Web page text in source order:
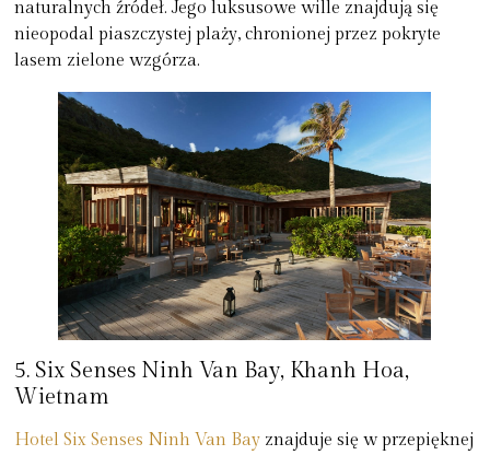
naturalnych źródeł. Jego luksusowe wille znajdują się
nieopodal piaszczystej plaży, chronionej przez pokryte
lasem zielone wzgórza.
5. Six Senses Ninh Van Bay, Khanh Hoa,
Wietnam
Hotel Six Senses Ninh Van Bay znajduje się w przepięknej